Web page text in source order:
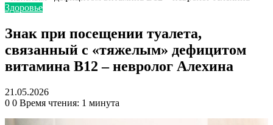
Здоровье
Знак при посещении туалета,
связанный с «тяжелым» дефицитом
витамина B12 – невролог Алехина
21.05.2026
0 0 Время чтения: 1 минута